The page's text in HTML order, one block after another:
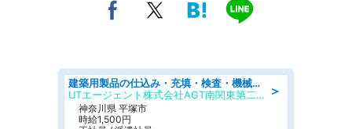
＞
建築用製品の仕込み・充填・検査・機械操作/寮完備/日払い/工場・製造
UTエージェント株式会社AGT南関東第二CU
神奈川県 平塚市
時給1,500円